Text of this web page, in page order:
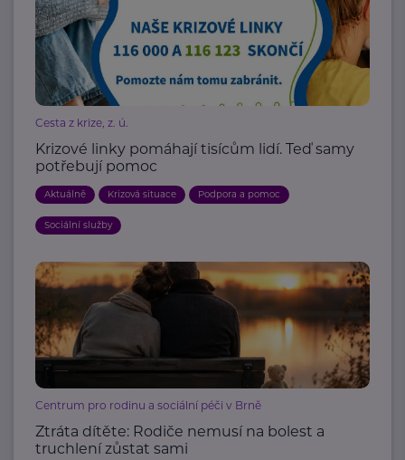
Cesta z krize, z. ú.
Krizové linky pomáhají tisícům lidí. Teď samy
potřebují pomoc
Aktuálně Krizová situace Podpora a pomoc
Sociální služby
Centrum pro rodinu a sociální péči v Brně
Ztráta dítěte: Rodiče nemusí na bolest a
truchlení zůstat sami